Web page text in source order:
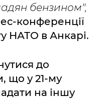
бензином",
конференції
НАТО в Анкарі.
до
що у 21-му
на іншу